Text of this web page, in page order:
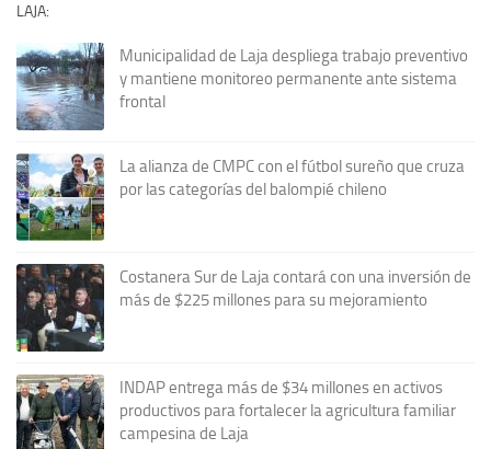
LAJA:
Municipalidad de Laja despliega trabajo preventivo
y mantiene monitoreo permanente ante sistema
frontal
La alianza de CMPC con el fútbol sureño que cruza
por las categorías del balompié chileno
Costanera Sur de Laja contará con una inversión de
más de $225 millones para su mejoramiento
INDAP entrega más de $34 millones en activos
productivos para fortalecer la agricultura familiar
campesina de Laja